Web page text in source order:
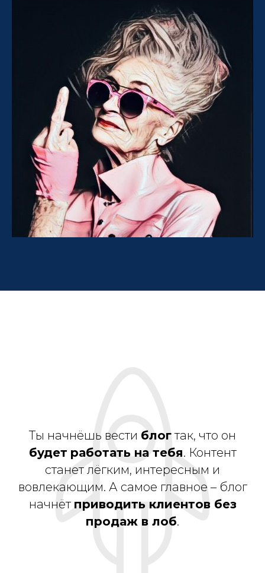
Ты начнёшь вести блогтак, что он
будет работать на тебя. Контент
станет лёгким, интересным и
вовлекающим. А самое главное – блог
начнёт приводить клиентов без
продаж в лоб.